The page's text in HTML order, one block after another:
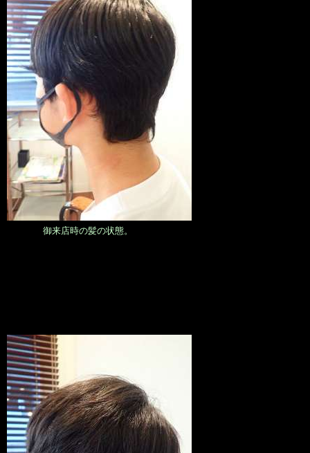
御来店時の髪の状態。